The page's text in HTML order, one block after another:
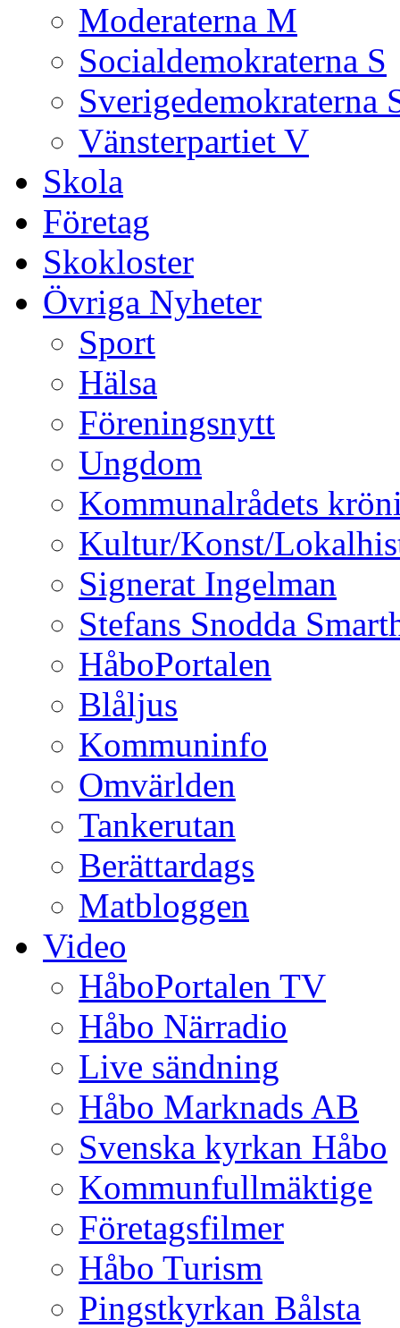
Moderaterna M
Socialdemokraterna S
Sverigedemokraterna
Vänsterpartiet V
Skola
Företag
Skokloster
Övriga Nyheter
Sport
Hälsa
Föreningsnytt
Ungdom
Kommunalrådets
Kultur/Konst/
Signerat Ingelman
Stefans Snodda
HåboPortalen
Blåljus
Kommuninfo
Omvärlden
Tankerutan
Berättardags
Matbloggen
Video
HåboPortalen TV
Håbo Närradio
Live sändning
Håbo Marknads AB
Svenska kyrkan Håbo
Kommunfullmäktige
Företagsfilmer
Håbo Turism
Pingstkyrkan Bålsta